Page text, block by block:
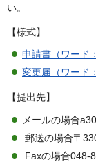
い。
【様式】
申請書（ワード
変更届（ワード
【提出先】
メールの場合
郵送の場合〒
Faxの場合048-